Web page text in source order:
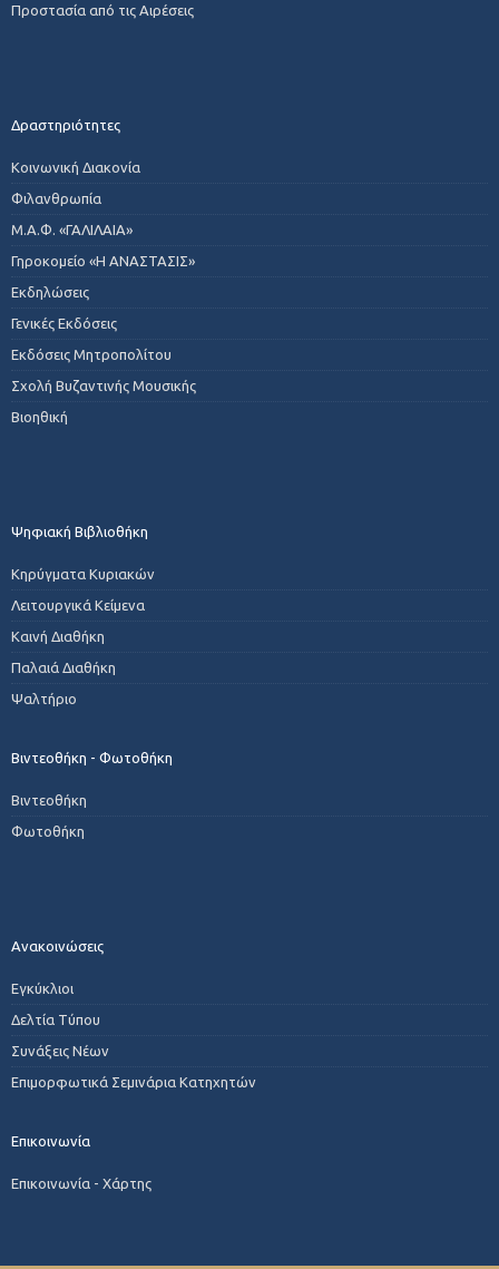
Προστασία από τις Αιρέσεις
Δραστηριότητες
Κοινωνική Διακονία
Φιλανθρωπία
Μ.Α.Φ. «ΓΑΛΙΛΑΙΑ»
Γηροκομείο «Η ΑΝΑΣΤΑΣΙΣ»
Εκδηλώσεις
Γενικές Εκδόσεις
Εκδόσεις Μητροπολίτου
Σχολή Βυζαντινής Μουσικής
Βιοηθική
Ψηφιακή Βιβλιοθήκη
Κηρύγματα Κυριακών
Λειτουργικά Κείμενα
Καινή Διαθήκη
Παλαιά Διαθήκη
Ψαλτήριο
Βιντεοθήκη - Φωτοθήκη
Βιντεοθήκη
Φωτοθήκη
Ανακοινώσεις
Εγκύκλιοι
Δελτία Τύπου
Συνάξεις Νέων
Επιμορφωτικά Σεμινάρια Κατηχητών
Επικοινωνία
Επικοινωνία - Χάρτης